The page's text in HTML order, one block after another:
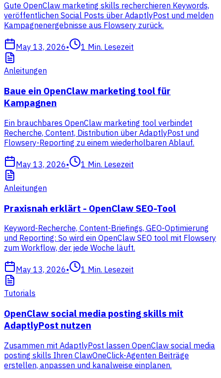
Gute OpenClaw marketing skills recherchieren Keywords,
veröffentlichen Social Posts über AdaptlyPost und melden
Kampagnenergebnisse aus Flowsery zurück.
May 13, 2026• 1 Min. Lesezeit
Anleitungen
Baue ein OpenClaw marketing tool für
Kampagnen
Ein brauchbares OpenClaw marketing tool verbindet
Recherche, Content, Distribution über AdaptlyPost und
Flowsery-Reporting zu einem wiederholbaren Ablauf.
May 13, 2026• 1 Min. Lesezeit
Anleitungen
Praxisnah erklärt - OpenClaw SEO-Tool
Keyword-Recherche, Content-Briefings, GEO-Optimierung
und Reporting: So wird ein OpenClaw SEO tool mit Flowsery
zum Workflow, der jede Woche läuft.
May 13, 2026• 1 Min. Lesezeit
Tutorials
OpenClaw social media posting skills mit
AdaptlyPost nutzen
Zusammen mit AdaptlyPost lassen OpenClaw social media
posting skills Ihren ClawOneClick-Agenten Beiträge
erstellen, anpassen und kanalweise einplanen.